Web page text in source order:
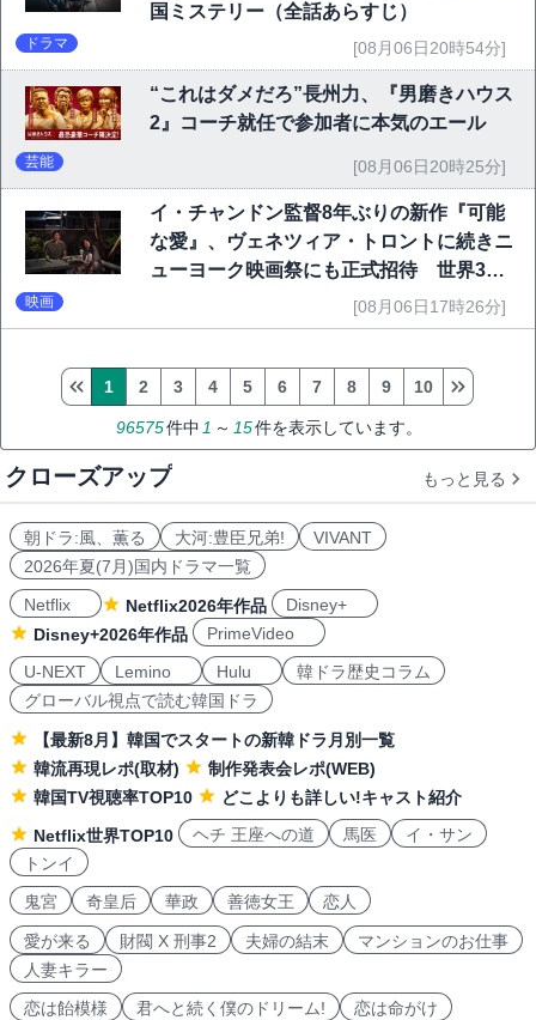
国ミステリー（全話あらすじ）
ドラマ [08月06日20時54分]
“これはダメだろ”長州力、『男磨きハウス
2』コーチ就任で参加者に本気のエール
芸能 [08月06日20時25分]
イ・チャンドン監督8年ぶりの新作『可能
な愛』、ヴェネツィア・トロントに続きニ
ューヨーク映画祭にも正式招待 世界3大
映画祭で快挙｜Netflix映画
映画 [08月06日17時26分]
96575件中 1 ～ 15件を表示しています。
1 2 3 4 5 6 7 8 9 10
クローズアップ もっと見る
朝ドラ:風、薫る 大河:豊臣兄弟!
VIVANT
2026年夏(7月)国内ドラマ一覧
Netflix
Netflix2026年作品
Disney+
Disney+2026年作品
PrimeVideo
U-NEXT
Lemino Hulu
韓ドラ歴史コラム
グローバル視点で読む韓国ドラ
【最新8月】韓国でスタートの新韓ドラ月別一覧
韓流再現レポ(取材)
制作発表会レポ(WEB)
韓国TV視聴率TOP10
どこよりも詳しい!キャスト紹介
Netflix世界TOP10
ヘチ 王座への道 馬医
イ・サン
トンイ
鬼宮
奇皇后 華政 善徳女王 恋人
愛が来る 財閥 X 刑事2 夫婦の結末
マンションのお仕事
人妻キラー
恋は飴模様
君へと続く僕のドリーム! 恋は命がけ